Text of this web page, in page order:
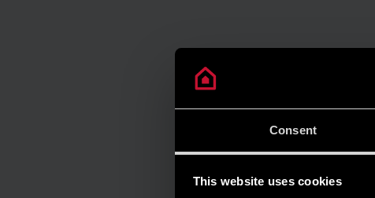
Consent
This website uses cookies